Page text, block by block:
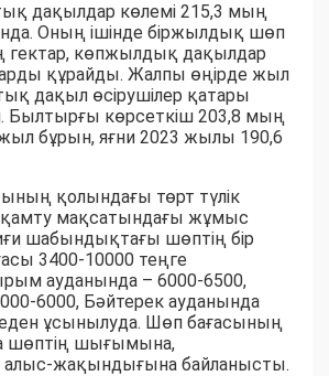
дақылдар көлемі 215,3 мың
Оның ішінде біржылдық шөп
гектар, көпжылдық дақылдар
құрайды. Жалпы өңірде жыл
дақыл өсірушілер қатары
Былтырғы көрсеткіш 203,8 мың
бұрын, яғни 2023 жылы 190,6
қолындағы төрт түлік
мақсатындағы жұмыс
шабындықтағы шөптің бір
3400-10000 теңге
ауданында – 6000-6500,
6000, Бәйтерек ауданында
ұсынылуда. Шөп бағасының
шөптің шығымына,
жақындығына байланысты.